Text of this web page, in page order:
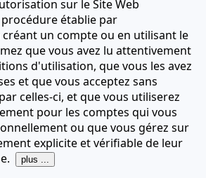
sur le Site Web
établie par
un compte ou en utilisant le
que vous avez lu attentivement
d'utilisation, que vous les avez
et que vous acceptez sans
celles-ci, et que vous utiliserez
pour les comptes qui vous
ou que vous gérez sur
explicite et vérifiable de leur
plus ...